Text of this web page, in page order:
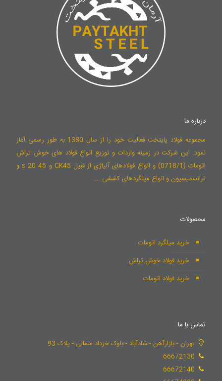
درباره ما
مجموعه فولاد پایتخت فعالیت خود را از سال 1380 به طور رسمی آغاز
نمود. این شرکت در زمینه واردات و توزیع انواع فولاد های خوش تراش
اتومات (0718/1) و انواع فولادهای آلیاژی از قبیل CK45 و 45 s 20 و
ترانسمیسیون و انواع میلگردهای کششی ...
محصولات
خرید میلگرد اتومات
خرید فولاد خوش تراش
خرید فولاد اتومات
تماس با ما
تهران - بازارآهن - شادآباد - بلوک خرداد شمالی - پلاک 93